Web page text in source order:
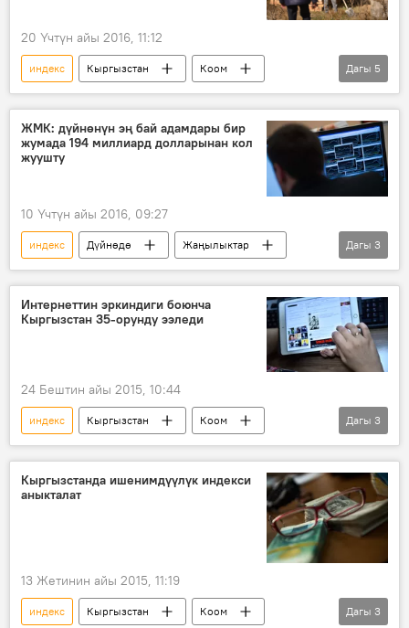
20 Үчтүн айы 2016, 11:12
индекс Кыргызстан
Коом
Жаңылыктар
ишеним
калк
мекеме
министрлик
Дагы 5
ЖМК: дүйнөнүн эң бай адамдары бир
жумада 194 миллиард долларынан кол
жуушту
10 Үчтүн айы 2016, 09:27
индекс Дүйнөдө
Жаңылыктар
Экономика
ишкер нефть
Дагы 3
Интернеттин эркиндиги боюнча
Кыргызстан 35-орунду ээледи
24 Бештин айы 2015, 10:44
индекс Кыргызстан
Коом
Жаңылыктар
интернет балл
Дагы 3
Кыргызстанда ишенимдүүлүк индекси
аныкталат
13 Жетинин айы 2015, 11:19
индекс Кыргызстан
Коом
Дагы 3